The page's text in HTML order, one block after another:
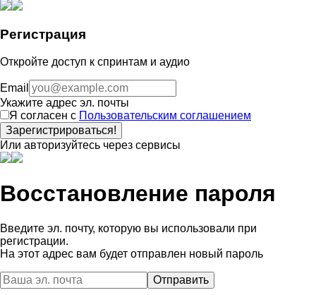
Регистрация
Откройте доступ к спринтам и аудио
Email
Укажите адрес эл. почты
Я согласен с Пользовательским соглашением
Зарегистрироваться!
Или авторизуйтесь через сервисы
Восстановление пароля
Введите эл. почту, которую вы использовали при
регистрации.
На этот адрес вам будет отправлен новый пароль